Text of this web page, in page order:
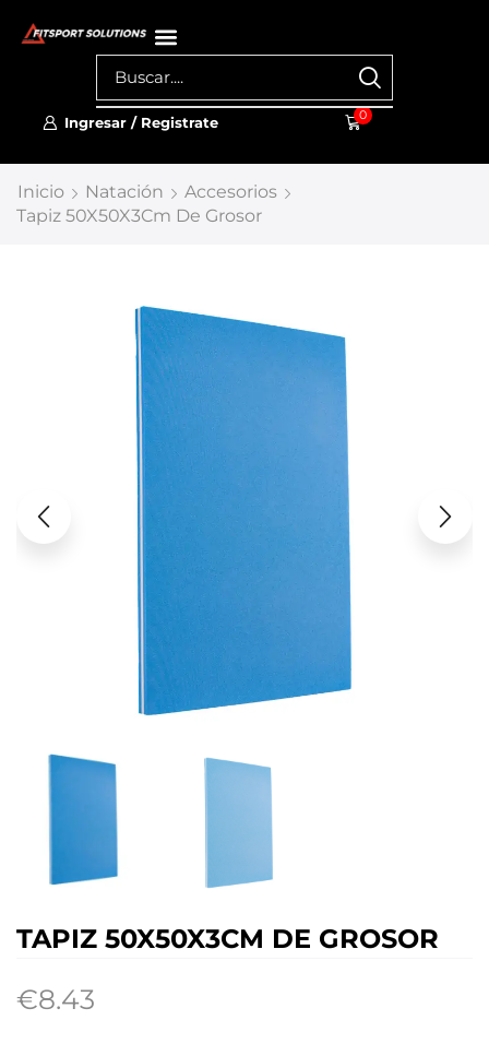
Ingresar / Registrate 0
Inicio Natación
Accesorios
Tapiz 50X50X3Cm De Grosor
TAPIZ 50X50X3CM DE GROSOR
€8.43